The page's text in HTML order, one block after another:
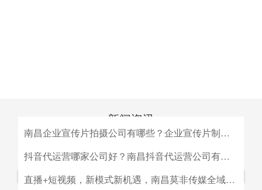
新闻资讯
南昌企业宣传片拍摄公司有哪些？企业宣传片制作公司哪家好
南昌企业宣传片拍摄公司有哪些？企业宣传片制作公司哪家
视宣传的规模，似乎企业宣传片是大企业才做得起的东西。
抖音代运营哪家公司好？南昌抖音代运营公司有哪些？
抖音代运营哪家公司好？南昌抖音代运营公司有哪些？抖音直播+短视频，新模式新机遇，南昌莫非传媒全域营销平台全新低成本精准拓客！